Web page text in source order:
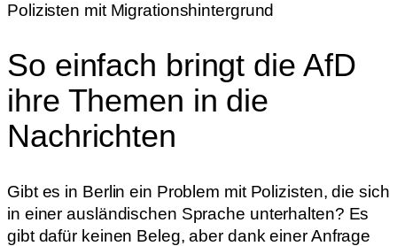
Polizisten mit Migrationshintergrund
So einfach bringt die AfD
ihre Themen in die
Nachrichten
Gibt es in Berlin ein Problem mit Polizisten, die sich
in einer ausländischen Sprache unterhalten? Es
gibt dafür keinen Beleg, aber dank einer Anfrage